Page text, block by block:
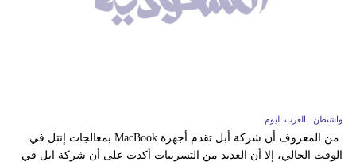
واشنطن ـ العرب اليوم
من المعروف أن شركة أبل تقدم أجهزة MacBook بمعالجات إنتل في
الوقت الحالي، إلا أن العديد من التسريبات أكدت على أن شركة ابل في